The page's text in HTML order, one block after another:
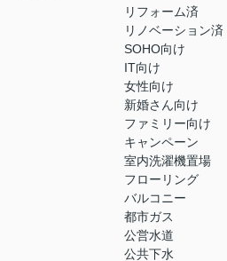
リフォーム済
リノベーション済
SOHO向け
IT向け
女性向け
新婚さん向け
ファミリー向け
キャンペーン
室内洗濯機置場
フローリング
バルコニー
都市ガス
公営水道
公共下水